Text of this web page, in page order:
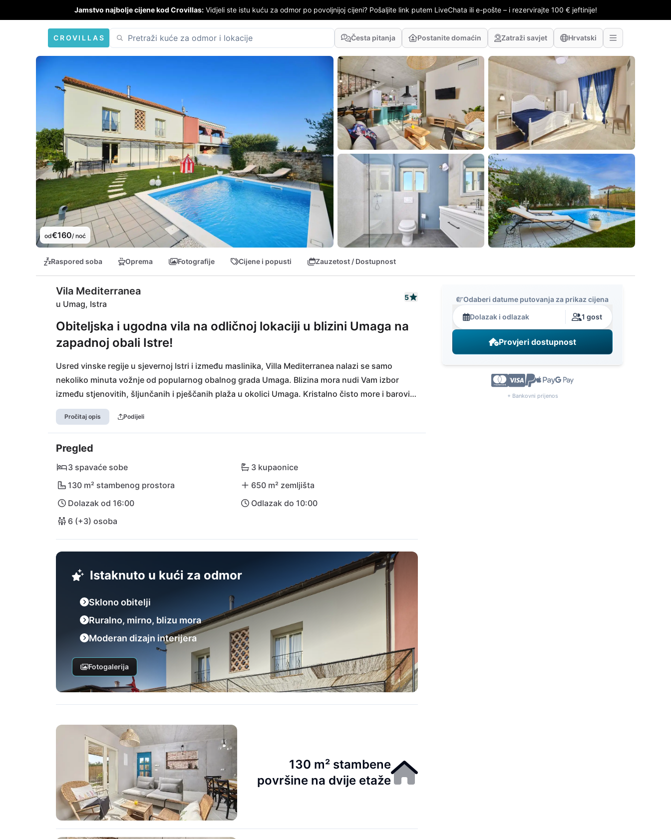
Jamstvo najbolje cijene kod Crovillas: Vidjeli ste istu kuću za odmor po povoljnijoj cijeni? Pošaljite link putem LiveChata ili e-pošte – i rezervirajte 100 € jeftinije!
CROVILLAS Česta pitanja Postanite domaćin Zatraži savjet Hrvatski
od€160/ noć
Raspored soba Oprema Fotografije Cijene i popusti Zauzetost / Dostupnost
Vila Mediterranea
u Umag, Istra
5
Obiteljska i ugodna vila na odličnoj lokaciji u blizini Umaga na
zapadnoj obali Istre!
Usred vinske regije u sjevernoj Istri i između maslinika, Villa Mediterranea nalazi se samo
nekoliko minuta vožnje od popularnog obalnog grada Umaga. Blizina mora nudi Vam izbor
između stjenovitih, šljunčanih i pješčanih plaža u okolici Umaga. Kristalno čisto more i barovi
na plaži savršen su dodatak vašem danu na plaži. U ovoj regiji bit ćete razmaženi i kulinarskim
užicima: Bilo neposredno uz more na šetnici ili u prekrasnom starom gradu Umagu, možete
kušati tradicionalnu istarsku kuhinju. Obalni gradovi Poreč i Rovinj također su vrijedni
jednodnevnog izleta. Prošećite uličicama sa šarenim kućicama i pustite da dan završi na plaži.
Najbliža međunarodna zračna luka Pula (PUY) udaljena je 83 km.
Pročitaj opis Podijeli
Pregled
3 spavaće sobe
3 kupaonice
130 m² stambenog prostora
650 m² zemljišta
Dolazak od 16:00
Odlazak do 10:00
6 (+3) osoba
Istaknuto u kući za odmor
Sklono obitelji
Ruralno, mirno, blizu mora
Moderan dizajn interijera
Fotogalerija
130 m² stambene
površine na dvije etaže
Odaberi datume putovanja za prikaz cijena
Dolazak i odlazak 1 gost
Provjeri dostupnost
+ Bankovni prijenos